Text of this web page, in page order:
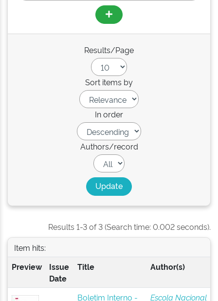
Results/Page
Sort items by
In order
Authors/record
Results 1-3 of 3 (Search time: 0.002 seconds).
Item hits:
Preview
Issue
Date
Title Author(s)
Boletim Interno -
Escola Nacional